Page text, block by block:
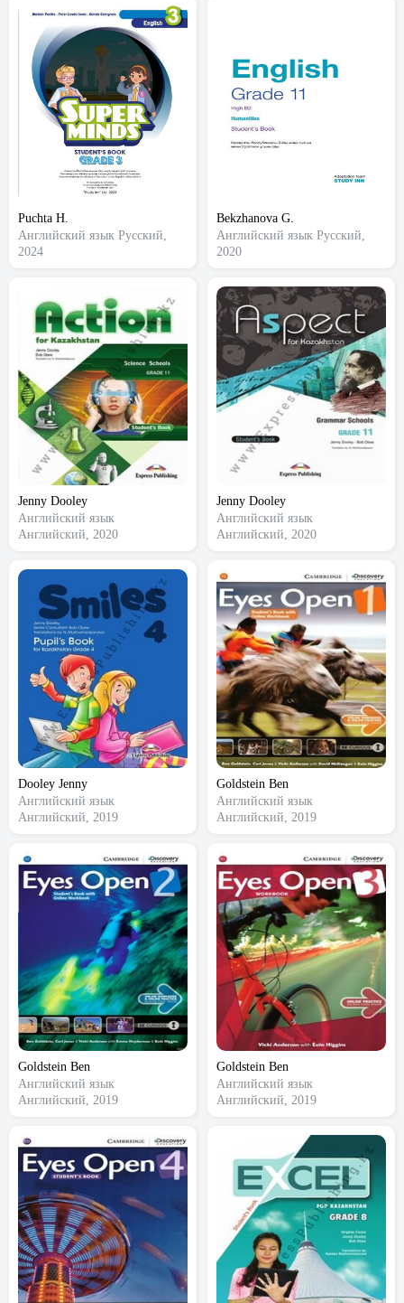
Puchta H.
Английский язык Русский,
2024
Bekzhanova G.
Английский язык Русский,
2020
Jenny Dooley
Английский язык
Английский, 2020
Jenny Dooley
Английский язык
Английский, 2020
Dooley Jenny
Английский язык
Английский, 2019
Goldstein Ben
Английский язык
Английский, 2019
Goldstein Ben
Английский язык
Английский, 2019
Goldstein Ben
Английский язык
Английский, 2019